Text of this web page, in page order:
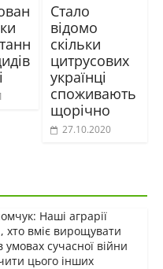
Стало
відомо
скільки
цитрусових
українці
споживають
щорічно
27.10.2020
Наші аграрії
хто вміє вирощувати
умовах сучасної війни
цього інших